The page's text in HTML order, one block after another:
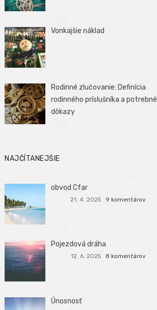
Vonkajšie náklad
Rodinné zlučovanie: Definícia
rodinného príslušníka a potrebné
dôkazy
NAJČÍTANEJŠIE
obvod Cfar
21. 4. 2025 9 komentárov
Pojezdová dráha
12. 6. 2025 8 komentárov
Únosnosť